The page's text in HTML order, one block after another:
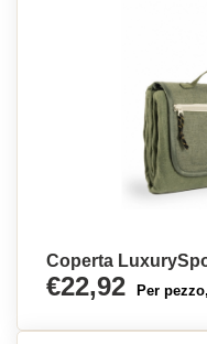
Coperta
€22,92 Per